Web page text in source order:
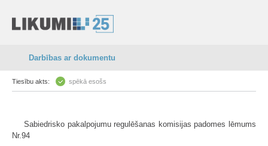
Darbības ar dokumentu
Tiesību akts: spēkā esošs
Sabiedrisko pakalpojumu regulēšanas komisijas padomes lēmums
Nr.94